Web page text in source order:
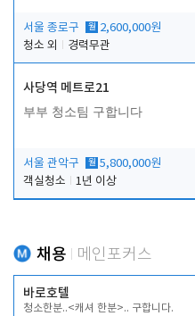
서울 종로구 월 2,600,000원
청소 외
경력무관
사당역 메트로21
부부 청소팀 구합니다
서울 관악구 월 5,800,000원
객실청소
1년 이상
채용 메인포커스
바로호텔
청소한분..<캐셔 한분>.. 구합니다.